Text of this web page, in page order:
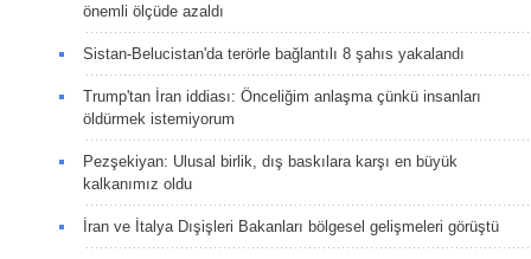
önemli ölçüde azaldı
Sistan-Belucistan'da terörle bağlantılı 8 şahıs yakalandı
Trump'tan İran iddiası: Önceliğim anlaşma çünkü insanları
öldürmek istemiyorum
Pezşekiyan: Ulusal birlik, dış baskılara karşı en büyük
kalkanımız oldu
İran ve İtalya Dışişleri Bakanları bölgesel gelişmeleri görüştü